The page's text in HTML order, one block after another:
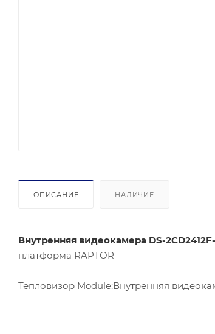
ОПИСАНИЕ НАЛИЧИЕ
Внутренняя видеокамера DS-
платформа RAPTOR
Тепловизор Module:Внутренняя